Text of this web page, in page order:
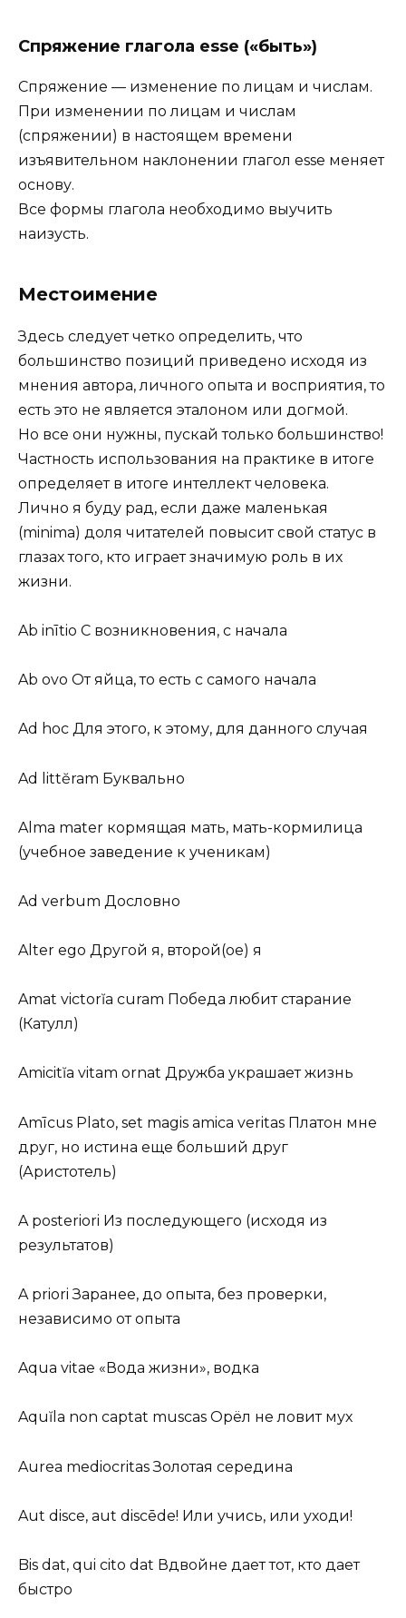
Спряжение глагола esse («быть»)
Спряжение — изменение по лицам и числам.
При изменении по лицам и числам
(спряжении) в настоящем времени
изъявительном наклонении глагол esse меняет
основу.
Все формы глагола необходимо выучить
наизусть.
Местоимение
Здесь следует четко определить, что
большинство позиций приведено исходя из
мнения автора, личного опыта и восприятия, то
есть это не является эталоном или догмой.
Но все они нужны, пускай только большинство!
Частность использования на практике в итоге
определяет в итоге интеллект человека.
Лично я буду рад, если даже маленькая
(minima) доля читателей повысит свой статус в
глазах того, кто играет значимую роль в их
жизни.
Ab inītio С возникновения, с начала
Ab ovo От яйца, то есть с самого начала
Ad hoc Для этого, к этому, для данного случая
Ad littĕram Буквально
Alma mater кормящая мать, мать-кормилица
(учебное заведение к ученикам)
Ad verbum Дословно
Alter ego Другой я, второй(ое) я
Amat victorĭa curam Победа любит старание
(Катулл)
Amicitĭa vitam ornat Дружба украшает жизнь
Amīcus Plato, set magis amica veritas Платон мне
друг, но истина еще больший друг
(Аристотель)
A posteriori Из последующего (исходя из
результатов)
A priori Заранее, до опыта, без проверки,
независимо от опыта
Aqua vitae «Вода жизни», водка
Aquĭla non captat muscas Орёл не ловит мух
Aurea mediocritas Золотая середина
Aut disce, aut discēde! Или учись, или уходи!
Bis dat, qui cito dat Вдвойне дает тот, кто дает
быстро